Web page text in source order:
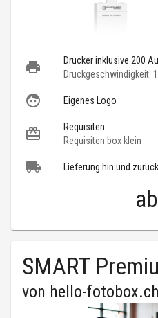
Drucker inklusive 200
Druckgeschwindigkeit:
Eigenes Logo
Requisiten
Requisiten box klein
Lieferung hin und zurück
ab
SMART
von hello-fotobox.ch